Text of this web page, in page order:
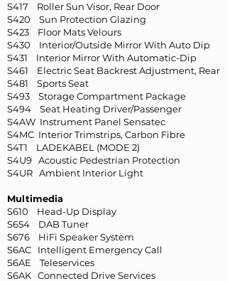
S417 Roller Sun Visor, Rear Door
S420 Sun Protection Glazing
S423 Floor Mats Velours
S430 Interior/Outside Mirror With Auto Dip
S431 Interior Mirror With Automatic-Dip
S461 Electric Seat Backrest Adjustment, Rear
S481 Sports Seat
S493 Storage Compartment Package
S494 Seat Heating Driver/Passenger
S4AW Instrument Panel Sensatec
S4MC Interior Trimstrips, Carbon Fibre
S4T1 LADEKABEL (MODE 2)
S4U9 Acoustic Pedestrian Protection
S4UR Ambient Interior Light
Multimedia
S610 Head-Up Display
S654 DAB Tuner
S676 HiFi Speaker System
S6AC Intelligent Emergency Call
S6AE Teleservices
S6AK Connected Drive Services